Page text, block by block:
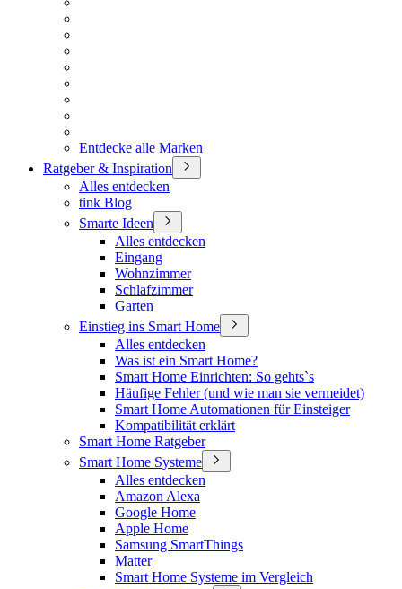
Entdecke alle Marken
Ratgeber & Inspiration
Alles entdecken
tink Blog
Smarte Ideen
Alles entdecken
Eingang
Wohnzimmer
Schlafzimmer
Garten
Einstieg ins Smart Home
Alles entdecken
Was ist ein Smart Home?
Smart Home Einrichten: So gehts`s
Häufige Fehler (und wie man sie vermeidet)
Smart Home Automationen für Einsteiger
Kompatibilität erklärt
Smart Home Ratgeber
Smart Home Systeme
Alles entdecken
Amazon Alexa
Google Home
Apple Home
Samsung SmartThings
Matter
Smart Home Systeme im Vergleich